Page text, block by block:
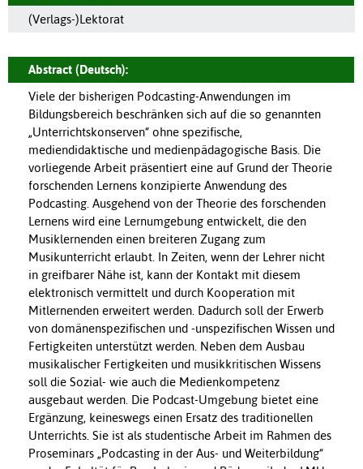
(Verlags-)Lektorat
Abstract (Deutsch):
Viele der bisherigen Podcasting-Anwendungen im
Bildungsbereich beschränken sich auf die so genannten
„Unterrichtskonserven“ ohne spezifische,
mediendidaktische und medienpädagogische Basis. Die
vorliegende Arbeit präsentiert eine auf Grund der Theorie
forschenden Lernens konzipierte Anwendung des
Podcasting. Ausgehend von der Theorie des forschenden
Lernens wird eine Lernumgebung entwickelt, die den
Musiklernenden einen breiteren Zugang zum
Musikunterricht erlaubt. In Zeiten, wenn der Lehrer nicht
in greifbarer Nähe ist, kann der Kontakt mit diesem
elektronisch vermittelt und durch Kooperation mit
Mitlernenden erweitert werden. Dadurch soll der Erwerb
von domänenspezifischen und -unspezifischen Wissen und
Fertigkeiten unterstützt werden. Neben dem Ausbau
musikalischer Fertigkeiten und musikkritischen Wissens
soll die Sozial- wie auch die Medienkompetenz
ausgebaut werden. Die Podcast-Umgebung bietet eine
Ergänzung, keineswegs einen Ersatz des traditionellen
Unterrichts. Sie ist als studentische Arbeit im Rahmen des
Proseminars „Podcasting in der Aus- und Weiterbildung“